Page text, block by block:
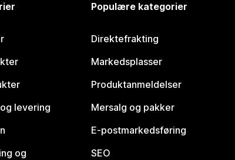
levering
og
Populære kategorier
Direktefrakting
Markedsplasser
Produktanmeldelser
Mersalg og pakker
E-postmarkedsføring
SEO